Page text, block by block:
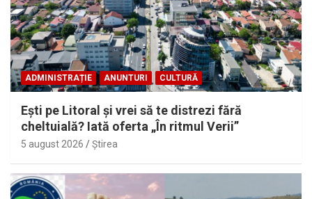
ADMINISTRAȚIE ANUNTURI CULTURĂ
Eşti pe Litoral şi vrei să te distrezi fără
cheltuială? Iată oferta „În ritmul Verii”
5 august 2026 Ştirea